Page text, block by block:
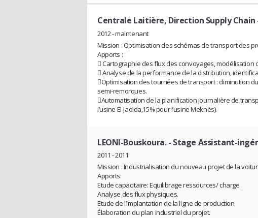
Centrale Laitière, Direction Supply Chain
2012 - maintenant
Mission : Optimisation des schémas de transport des
Apports :
 Cartographie des flux des convoyages, modélisation
 Analyse de la performance de la distribution,
Optimisation des tournées de transport : diminution
semi-remorques.
Automatisation de la planification journalière de
l’usine El-Jadida,15% pour l’usine Meknès).
LEONI-Bouskoura.- Stage Assistant-
2011 - 2011
Mission : Industrialisation du nouveau projet de la
Apports:
Etude capacitaire: Equilibrage ressources/ charge.
Analyse des flux physiques.
Etude de l’implantation de la ligne de production.
Élaboration du plan industriel du projet.